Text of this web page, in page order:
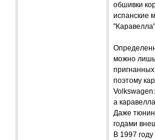
обшивки
испанские
можно лишь
пригнанных
поэтому
а
Даже
годами
В 1997